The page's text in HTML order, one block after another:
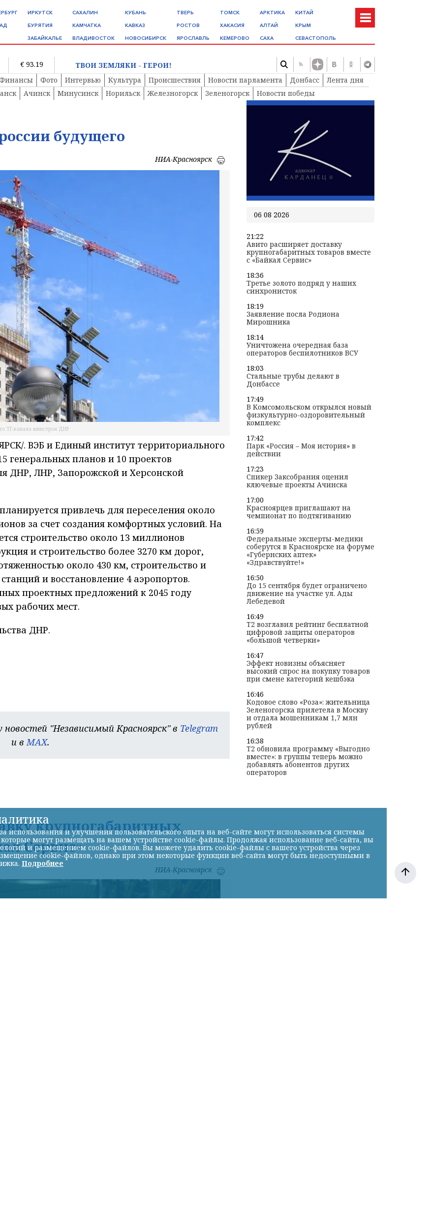
ИРКУТСК
БУРЯТИЯ
ЗАБАЙКАЛЬЕ
САХАЛИН
КАМЧАТКА
ВЛАДИВОСТОК
КУБАНЬ
КАВКАЗ
НОВОСИБИРСК
ТВЕРЬ
РОСТОВ
ЯРОСЛАВЛЬ
ТОМСК
ХАКАСИЯ
КЕМЕРОВО
АРКТИКА
АЛТАЙ
САХА
КИТАЙ
КРЫМ
СЕВАСТОПОЛЬ
€ 93.19
ТВОИ ЗЕМЛЯКИ - ГЕРОИ!
Фото Интервью Культура Происшествия Новости парламента Донбасс
Лента дня
Ачинск Минусинск Норильск Железногорск Зеленогорск
Новости победы
будущего
НИА-Красноярск
ТГ-канала минстроя ДНР
. ВЭБ и Единый институт территориального
генеральных планов и 10 проектов
ДНР, ЛНР, Запорожской и Херсонской
привлечь для переселения около
за счет создания комфортных условий. На
строительство около 13 миллионов
и строительство более 3270 км дорог,
около 430 км, строительство и
и восстановление 4 аэропортов.
проектных предложений к 2045 году
рабочих мест.
ДНР.
"Независимый Красноярск" в Telegram
и вMAX.
крупногабаритных
Сервис»
НИА-Красноярск
06 08 2026
21:22
Авито расширяет доставку
крупногабаритных товаров вместе
с «Байкал Сервис»
18:36
Третье золото подряд у наших
синхронисток
18:19
Заявление посла Родиона
Мирошника
18:14
Уничтожена очередная база
операторов беспилотников ВСУ
18:03
Стальные трубы делают в
Донбассе
17:49
В Комсомольском открылся новый
физкультурно-оздоровительный
комплекс
17:42
Парк «Россия – Моя история» в
действии
17:23
Спикер Заксобрания оценил
ключевые проекты Ачинска
17:00
Красноярцев приглашают на
чемпионат по подтягиванию
16:59
Федеральные эксперты-медики
соберутся в Красноярске на форуме
«Губернских аптек»
«Здравствуйте!»
16:50
До 15 сентября будет ограничено
движение на участке ул. Ады
Лебедевой
16:49
T2 возглавил рейтинг бесплатной
цифровой защиты операторов
«большой четверки»
16:47
Эффект новизны объясняет
высокий спрос на покупку товаров
при смене категорий кешбэка
16:46
Кодовое слово «Роза»: жительница
Зеленогорска прилетела в Москву
и отдала мошенникам 1,7 млн
рублей
16:38
T2 обновила программу «Выгодно
вместе»: в группы теперь можно
добавлять абонентов других
операторов
и улучшения пользовательского опыта на веб-сайте могут использоваться системы
могут размещать на вашем устройстве cookie-файлы. Продолжая использование веб-сайта, вы
и размещением cookie-файлов. Вы можете удалить cookie-файлы с вашего устройства через
cookie-файлов, однако при этом некоторые функции веб-сайта могут быть недоступными в
Подробнее